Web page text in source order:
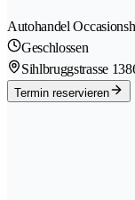
Autohandel
Geschlossen
Sihlbruggstrasse 138
Termin reservieren